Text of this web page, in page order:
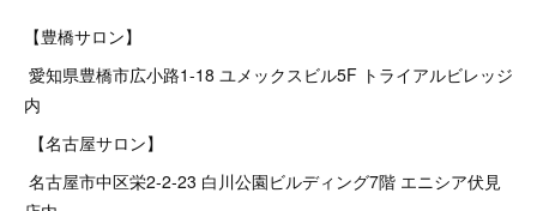
【豊橋サロン】
愛知県豊橋市広小路1-18 ユメックスビル5F トライアルビレッジ
内
【名古屋サロン】
名古屋市中区栄2‐2‐23 白川公園ビルディング7階 エニシア伏見